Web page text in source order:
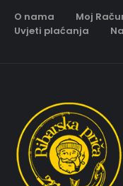
O nama Moj
Uvjeti plaćanja